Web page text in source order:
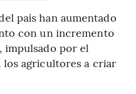
país han aumentado
con un incremento
por el
los agricultores a criar